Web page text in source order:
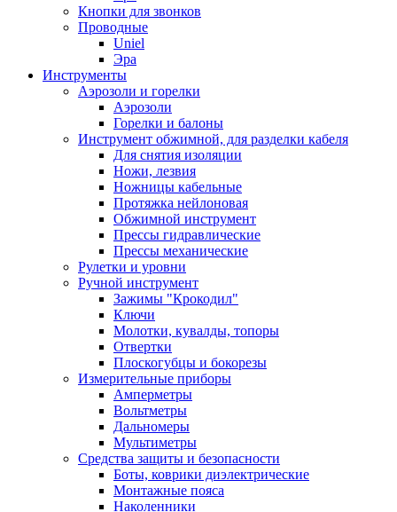
Кнопки для звонков
Проводные
Uniel
Эра
Инструменты
Аэрозоли и горелки
Аэрозоли
Горелки и балоны
Инструмент обжимной, для разделки кабеля
Для снятия изоляции
Ножи, лезвия
Ножницы кабельные
Протяжка нейлоновая
Обжимной инструмент
Прессы гидравлические
Прессы механические
Рулетки и уровни
Ручной инструмент
Зажимы "Крокодил"
Ключи
Молотки, кувалды, топоры
Отвертки
Плоскогубцы и бокорезы
Измерительные приборы
Амперметры
Вольтметры
Дальномеры
Мультиметры
Средства защиты и безопасности
Боты, коврики диэлектрические
Монтажные пояса
Наколенники